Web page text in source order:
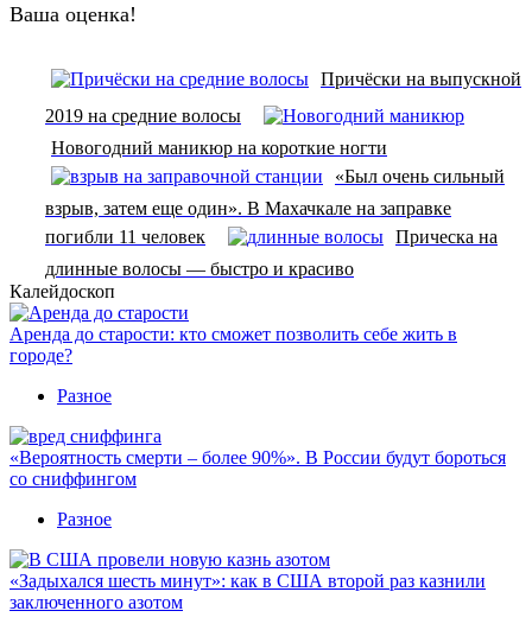
Ваша оценка!
Причёски на выпускной
2019 на средние волосы
Новогодний маникюр на короткие ногти
«Был очень сильный
взрыв, затем еще один». В Махачкале на заправке
погибли 11 человек
Прическа на
длинные волосы — быстро и красиво
Калейдоскоп
Аренда до старости: кто сможет позволить себе жить в
городе?
Разное
«Вероятность смерти – более 90%». В России будут бороться
со сниффингом
Разное
«Задыхался шесть минут»: как в США второй раз казнили
заключенного азотом